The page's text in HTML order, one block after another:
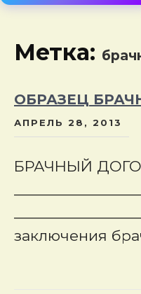
Метка:
ОБРАЗЕЦ
АПРЕЛЬ 28, 2013
БРАЧНЫЙ
заключения